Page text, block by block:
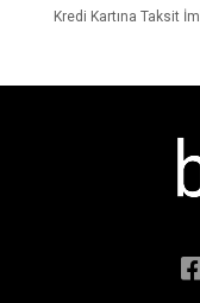
Kredi Kartına Taksit